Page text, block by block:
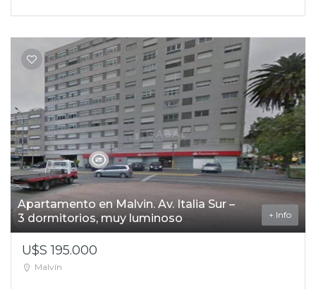
Apartamento en Malvin. Av. Italia Sur –
3 dormitorios, muy luminoso
+ Info
U$S 195.000
Malvín